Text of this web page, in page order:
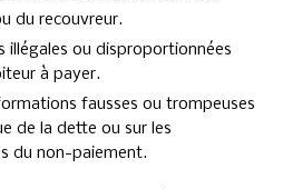
du recouvreur.
illégales ou disproportionnées
à payer.
fausses ou trompeuses
de la dette ou sur les
du non-paiement.